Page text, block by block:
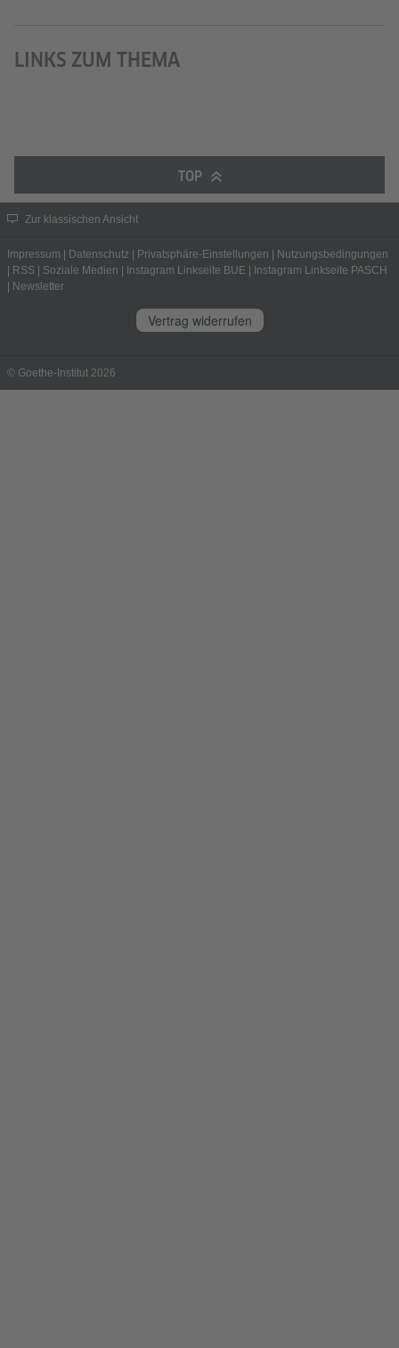
LINKS ZUM THEMA
TOP
Zur klassischen Ansicht
Impressum Datenschutz Privatsphäre-Einstellungen
Nutzungsbedingungen
RSS Soziale Medien Instagram Linkseite BUE
Instagram Linkseite PASCH
Newsletter
Vertrag widerrufen
© Goethe-Institut 2026